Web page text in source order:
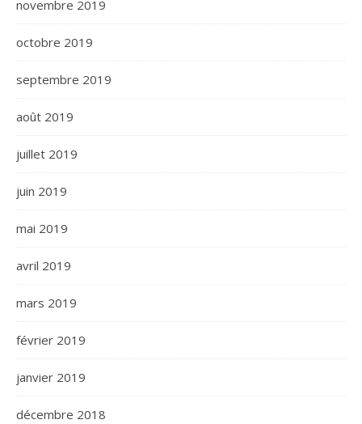
novembre 2019
octobre 2019
septembre 2019
août 2019
juillet 2019
juin 2019
mai 2019
avril 2019
mars 2019
février 2019
janvier 2019
décembre 2018